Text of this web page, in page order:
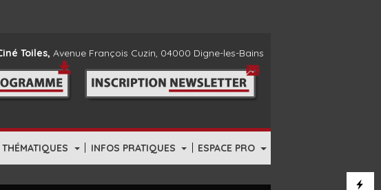
THÉMATIQUES | INFOS PRATIQUES | ESPACE PRO
Toiles, Avenue François Cuzin, 04000 Digne-les-Bains